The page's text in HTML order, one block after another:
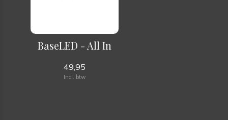
BaseLED - All In
49,95
Incl. btw